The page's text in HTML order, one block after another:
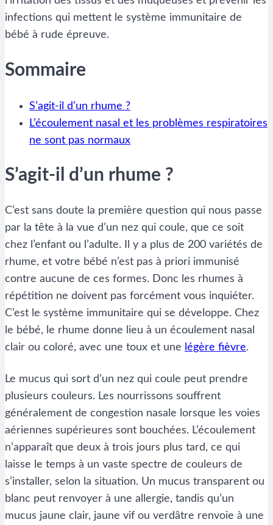
infections qui mettent le système immunitaire de
bébé à rude épreuve.
Sommaire
S’agit-il d’un rhume ?
L’écoulement nasal et les problèmes respiratoires
ne sont pas normaux
S’agit-il d’un rhume ?
C’est sans doute la première question qui nous passe
par la tête à la vue d’un nez qui coule, que ce soit
chez l’enfant ou l’adulte. Il y a plus de 200 variétés de
rhume, et votre bébé n’est pas à priori immunisé
contre aucune de ces formes. Donc les rhumes à
répétition ne doivent pas forcément vous inquiéter.
C’est le système immunitaire qui se développe. Chez
le bébé, le rhume donne lieu à un écoulement nasal
clair ou coloré, avec une toux et une légère fièvre.
Le mucus qui sort d’un nez qui coule peut prendre
plusieurs couleurs. Les nourrissons souffrent
généralement de congestion nasale lorsque les voies
aériennes supérieures sont bouchées. L’écoulement
n’apparaît que deux à trois jours plus tard, ce qui
laisse le temps à un vaste spectre de couleurs de
s’installer, selon la situation. Un mucus transparent ou
blanc peut renvoyer à une allergie, tandis qu’un
mucus jaune clair, jaune vif ou verdâtre renvoie à une